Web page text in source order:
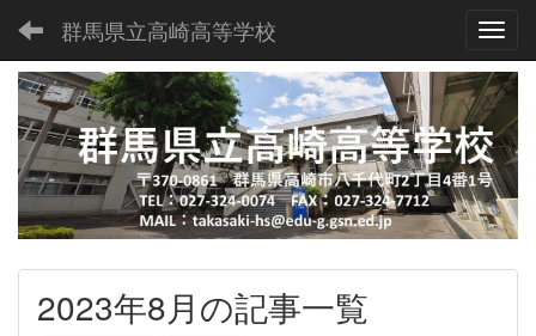
群馬県立高崎高等学校
2023年8月の記事一覧